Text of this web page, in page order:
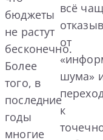
бюджеты
не растут
бесконечно.
Более
того, в
последние
годы
многие
всё
от
шума»
к